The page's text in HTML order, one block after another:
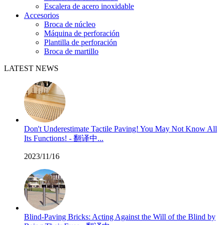
Escalera de acero inoxidable
Accesorios
Broca de núcleo
Máquina de perforación
Plantilla de perforación
Broca de martillo
LATEST NEWS
Don't Underestimate Tactile Paving! You May Not Know All
Its Functions! - 翻译中...
2023/11/16
Blind-Paving Bricks: Acting Against the Will of the Blind by